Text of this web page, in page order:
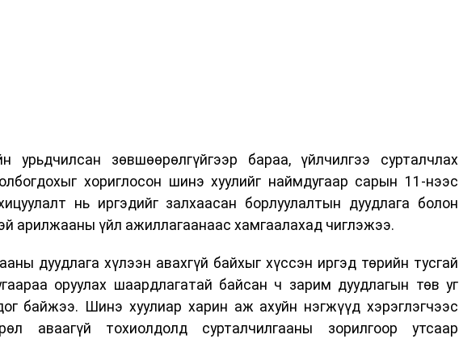
урьдчилсан зөвшөөрөлгүйгээр бараа, үйлчилгээ сурталчлах
хориглосон шинэ хуулийг наймдугаар сарын 11-нээс
нь иргэдийг залхаасан борлуулалтын дуудлага болон
арилжааны үйл ажиллагаанаас хамгаалахад чиглэжээ.
дуудлага хүлээн авахгүй байхыг хүссэн иргэд төрийн тусгай
оруулах шаардлагатай байсан ч зарим дуудлагын төв уг
байжээ. Шинэ хуулиар харин аж ахуйн нэгжүүд хэрэглэгчээс
аваагүй тохиолдолд сурталчилгааны зорилгоор утсаар